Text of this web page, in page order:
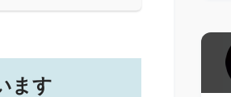
ます